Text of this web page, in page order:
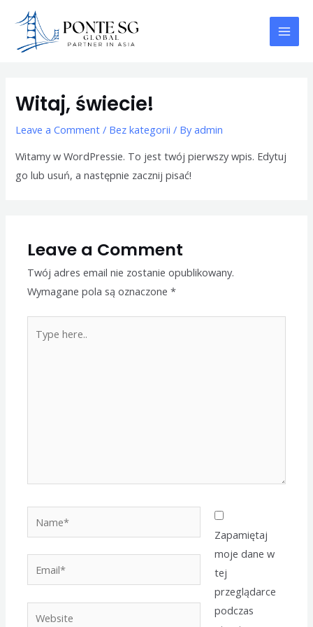
content
Witaj, świecie!
Leave a Comment / Bez kategorii / Byadmin
Witamy w WordPressie. To jest twój pierwszy wpis. Edytuj
go lub usuń, a następnie zacznij pisać!
Leave a Comment
Twój adres email nie zostanie opublikowany.
Wymagane pola są oznaczone*
here..
Zapamiętaj
moje dane w
tej
przeglądarce
podczas